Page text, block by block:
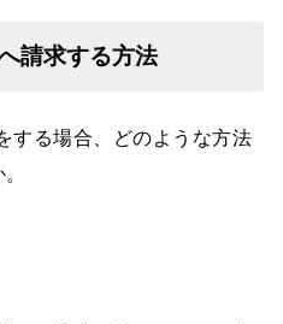
請求する方法
する場合、どのような方法